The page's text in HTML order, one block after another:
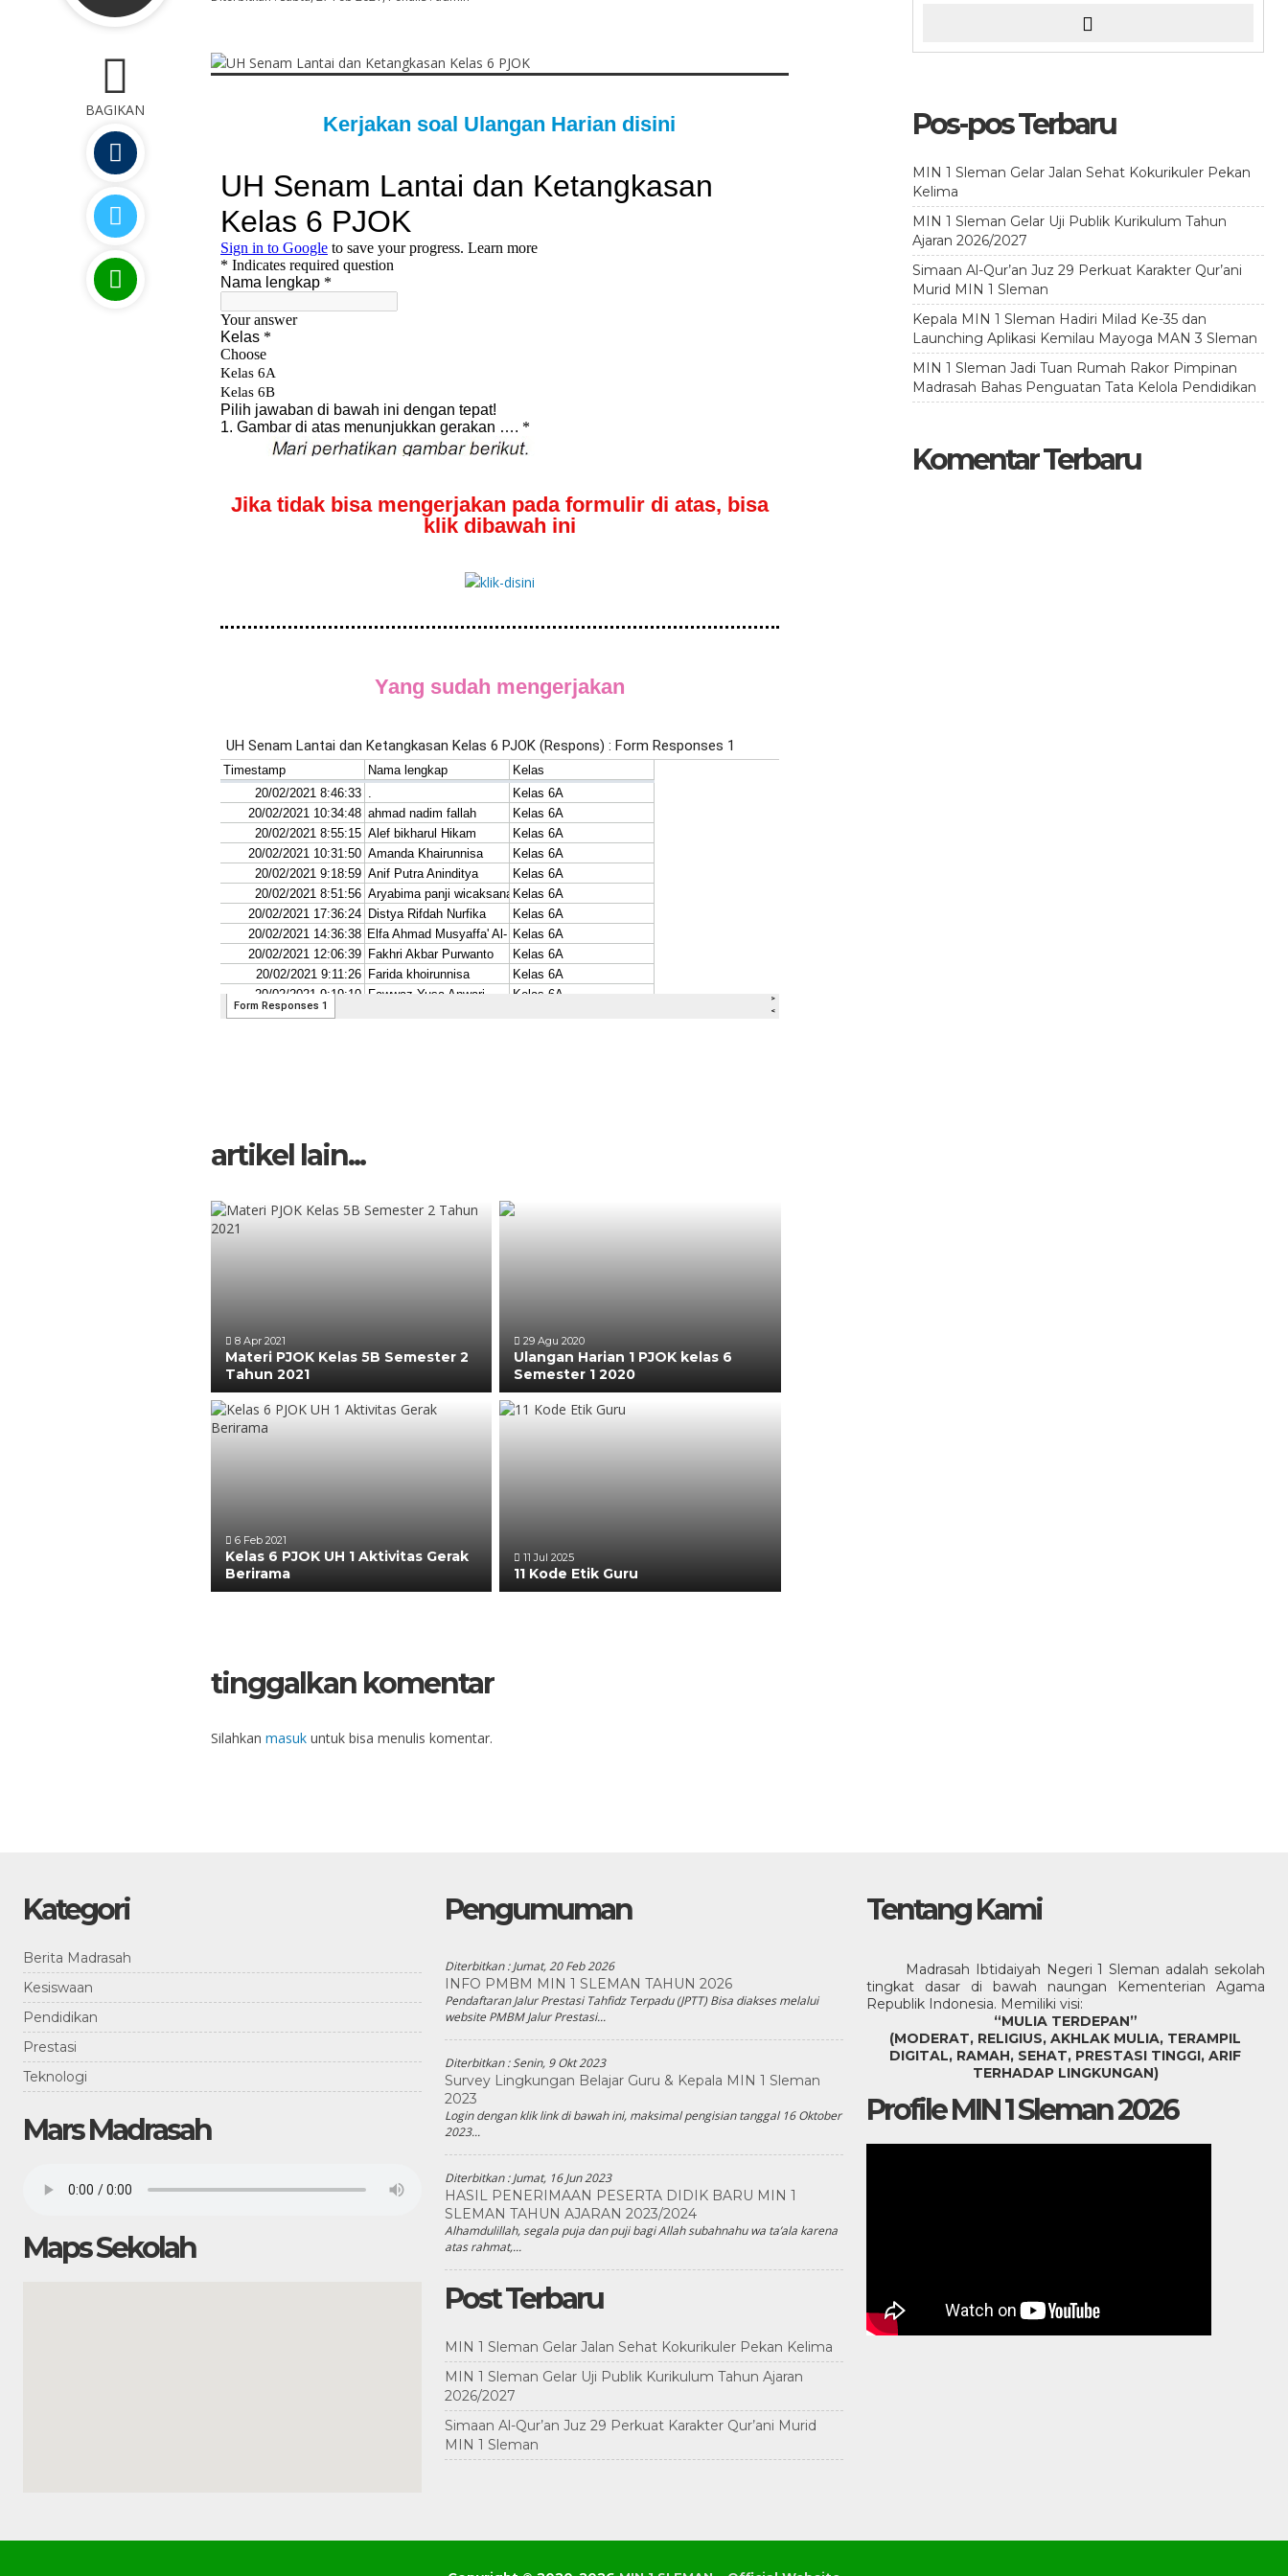
BAGIKAN
Kerjakan soal Ulangan Harian disini
Jika tidak bisa mengerjakan pada formulir di atas, bisa
klik dibawah ini
Yang sudah mengerjakan
artikel lain...
8 Apr 2021
Materi PJOK Kelas 5B Semester 2
Tahun 2021
29 Agu 2020
Ulangan Harian 1 PJOK kelas 6
Semester 1 2020
6 Feb 2021
Kelas 6 PJOK UH 1 Aktivitas Gerak
Berirama
11 Jul 2025
11 Kode Etik Guru
tinggalkan komentar
Silahkan masuk untuk bisa menulis komentar.
Pos-pos Terbaru
MIN 1 Sleman Gelar Jalan Sehat Kokurikuler Pekan
Kelima
MIN 1 Sleman Gelar Uji Publik Kurikulum Tahun
Ajaran 2026/2027
Simaan Al-Qur’an Juz 29 Perkuat Karakter Qur’ani
Murid MIN 1 Sleman
Kepala MIN 1 Sleman Hadiri Milad Ke-35 dan
Launching Aplikasi Kemilau Mayoga MAN 3 Sleman
MIN 1 Sleman Jadi Tuan Rumah Rakor Pimpinan
Madrasah Bahas Penguatan Tata Kelola Pendidikan
Komentar Terbaru
Kategori
Berita Madrasah
Kesiswaan
Pendidikan
Prestasi
Teknologi
Mars Madrasah
Maps Sekolah
Pengumuman
Diterbitkan :Jumat, 20 Feb 2026
INFO PMBM MIN 1 SLEMAN TAHUN 2026
Pendaftaran Jalur Prestasi Tahfidz Terpadu (JPTT) Bisa diakses melalui
website PMBM Jalur Prestasi...
Diterbitkan :Senin, 9 Okt 2023
Survey Lingkungan Belajar Guru & Kepala MIN 1 Sleman
2023
Login dengan klik link di bawah ini, maksimal pengisian tanggal 16 Oktober
2023...
Diterbitkan :Jumat, 16 Jun 2023
HASIL PENERIMAAN PESERTA DIDIK BARU MIN 1
SLEMAN TAHUN AJARAN 2023/2024
Alhamdulillah, segala puja dan puji bagi Allah subahnahu wa ta’ala karena
atas rahmat,...
Post Terbaru
MIN 1 Sleman Gelar Jalan Sehat Kokurikuler Pekan Kelima
MIN 1 Sleman Gelar Uji Publik Kurikulum Tahun Ajaran
2026/2027
Simaan Al-Qur’an Juz 29 Perkuat Karakter Qur’ani Murid
MIN 1 Sleman
Tentang Kami
Madrasah Ibtidaiyah Negeri 1 Sleman adalah sekolah
tingkat dasar di bawah naungan Kementerian Agama
Republik Indonesia. Memiliki visi:
“MULIA TERDEPAN”
(MODERAT, RELIGIUS, AKHLAK MULIA, TERAMPIL
DIGITAL, RAMAH, SEHAT, PRESTASI TINGGI, ARIF
TERHADAP LINGKUNGAN)
Profile MIN 1 Sleman 2026